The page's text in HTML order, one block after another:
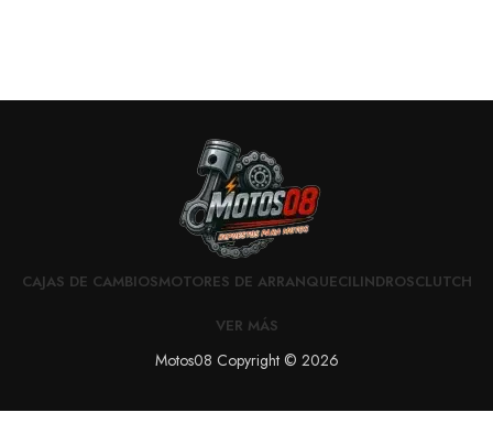
CAJAS DE CAMBIOSMOTORES DE ARRANQUECILINDROSCLUTCH
VER MÁS
Motos08 Copyright © 2026